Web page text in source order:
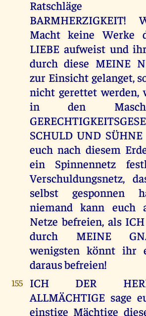
Ratschläge
BARMHERZIGKEIT!
Macht keine Werke
LIEBE aufweist und
durch diese MEINE
zur Einsicht gelanget,
nicht gerettet
in den
SCHULD UND
euch nach diesem
ein Spinnennetz
Verschuldungsnetz,
selbst gesponnen
niemand kann euch
Netze befreien, als
durch MEINE
wenigsten könnt ihr
daraus befreien!
155
ICH DER
ALLMÄCHTIGE sage
einstige Mächtige